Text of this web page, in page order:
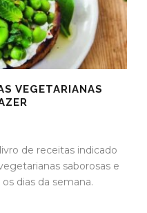
VEGETARIANAS
de receitas indicado
saborosas e
dias da semana.